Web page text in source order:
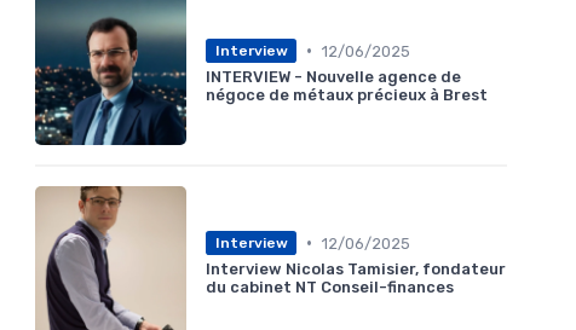
Interview • 12/06/2025
INTERVIEW - Nouvelle agence de
négoce de métaux précieux à Brest
Interview • 12/06/2025
Interview Nicolas Tamisier, fondateur
du cabinet NT Conseil-finances